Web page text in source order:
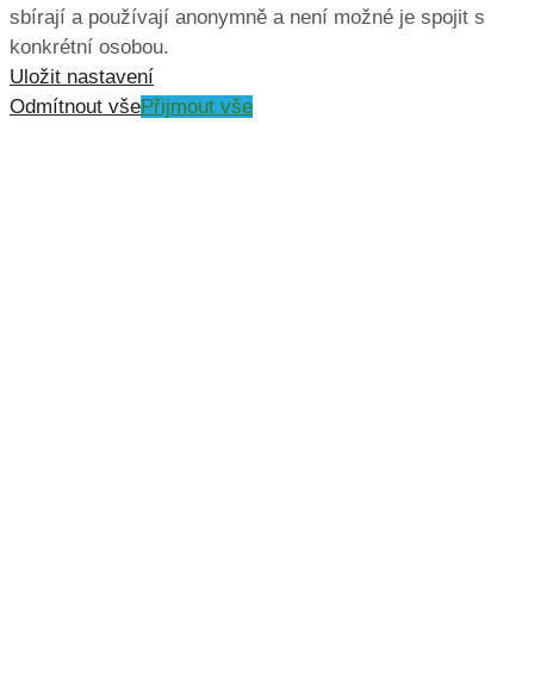
sbírají a používají anonymně a není možné je spojit s
konkrétní osobou.
Uložit nastavení
Odmítnout všePřijmout vše